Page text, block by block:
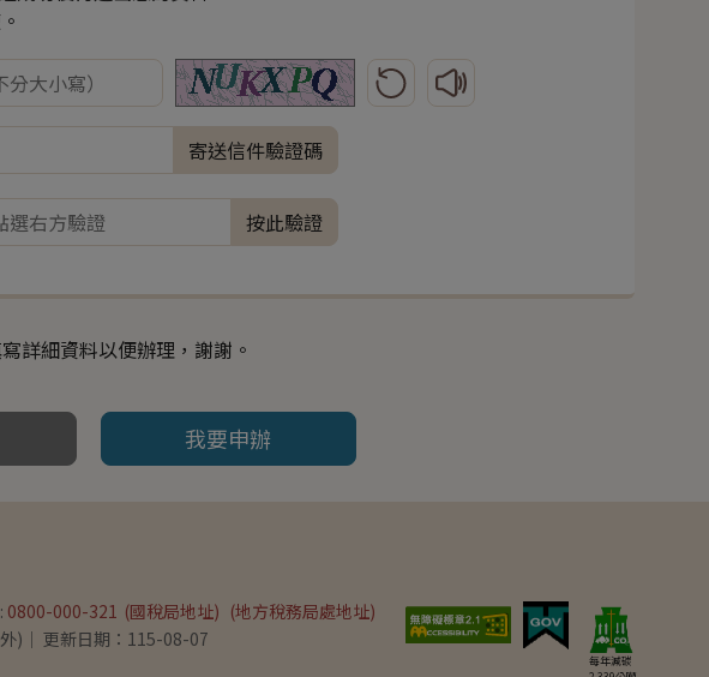
更新圖形驗證碼播放圖形驗證碼語音
寄送信件驗證碼
按此驗證
詳細資料以便辦理，謝謝。
我要申辦
0800-000-321 (國稅局地址) (地方稅務局處地址)
) 更新日期：115-08-07
每年減碳